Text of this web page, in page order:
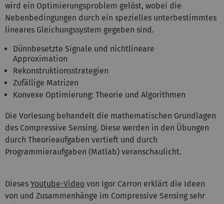
wird ein Optimierungsproblem gelöst, wobei die
Nebenbedingungen durch ein spezielles unterbestimmtes
lineares Gleichungssystem gegeben sind.
Dünnbesetzte Signale und nichtlineare
Approximation
Rekonstruktionsstrategien
Zufällige Matrizen
Konvexe Optimierung: Theorie und Algorithmen
Die Vorlesung behandelt die mathematischen Grundlagen
des Compressive Sensing. Diese werden in den Übungen
durch Theorieaufgaben vertieft und durch
Programmieraufgaben (Matlab) veranschaulicht.
Dieses Youtube-Video von Igor Carron erklärt die Ideen
von und Zusammenhänge im Compressive Sensing sehr